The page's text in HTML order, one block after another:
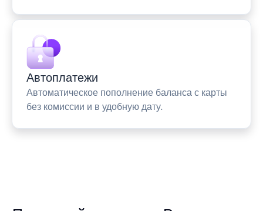
Автоплатежи
Автоматическое пополнение баланса с карты
без комиссии и в удобную дату.